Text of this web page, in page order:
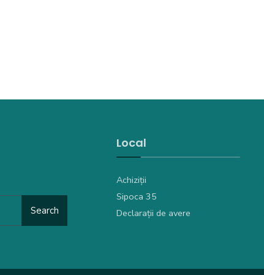
Search
Local
Achiziții
Sipoca 35
Declarații de avere